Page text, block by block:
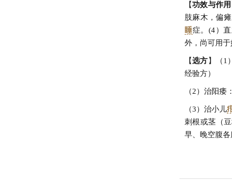
【功效与作用
肢麻木，偏
睡症。(4）
外，尚可用于
【选方】（1
经验方）
（2）治阳痿
（3）治小儿
刺根或茎（
早、晚空腹